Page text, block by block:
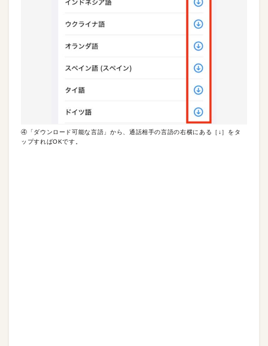
④「ダウンロード可能な言語」から、通話相手の言語の右横にある［↓］をタ
ップすればOKです。